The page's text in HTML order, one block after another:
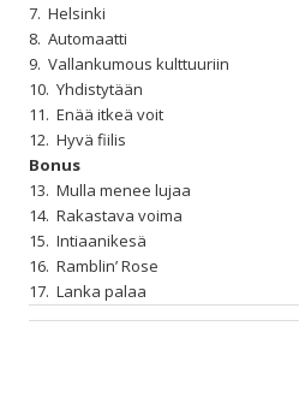
7. Helsinki
8. Automaatti
9. Vallankumous kulttuuriin
10. Yhdistytään
11. Enää itkeä voit
12. Hyvä fiilis
Bonus
13. Mulla menee lujaa
14. Rakastava voima
15. Intiaanikesä
16. Ramblin’ Rose
17. Lanka palaa